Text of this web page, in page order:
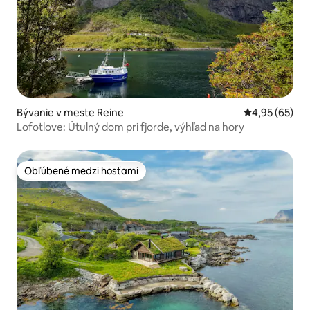
Bývanie v meste Reine Priemerné
4,95 (65)
Lofotlove: Útulný dom pri fjorde, výhľad na hory
Obľúbené medzi hosťami
Obľúbené medzi hosťami